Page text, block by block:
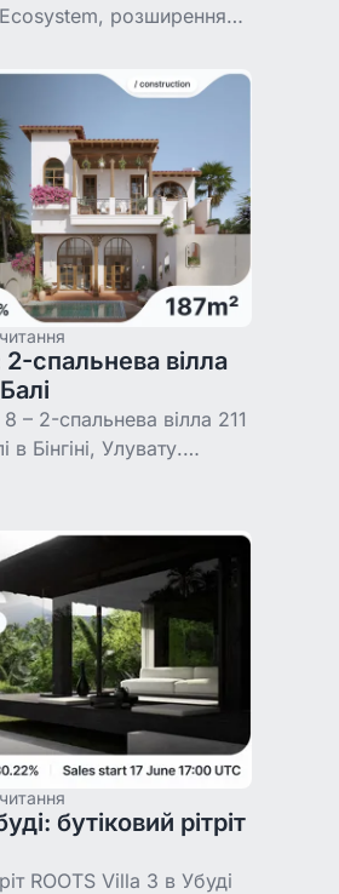
розширення
зміни керуючих
спальнева вілла
– 2-спальнева вілла 211
Бінгіні, Улувату.
бутіковий рітріт
ROOTS Villa 3 в Убуді